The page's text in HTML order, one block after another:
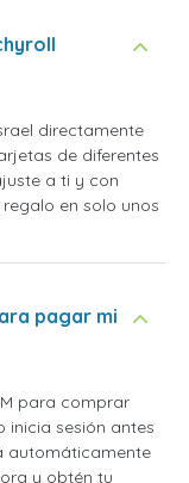
directamente
de diferentes
a ti y con
en solo unos
pagar mi
para comprar
inicia sesión antes
automáticamente
y obtén tu